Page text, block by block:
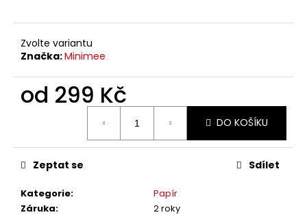
Zvolte variantu
Značka:Minimee
od 299 Kč
DO KOŠÍKU
Kategorie:
Papír
Záruka: 2 roky
Zeptat se Sdílet
u
e
e